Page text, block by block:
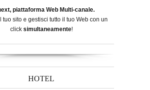
piattaforma Web Multi-canale.
tuo sito e gestisci tutto il tuo Web con un
click simultaneamente!
HOTEL